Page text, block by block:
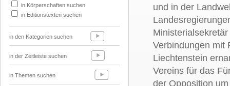
in Körperschaften suchen
in Editionstexten suchen
in den Kategorien suchen
in der Zeitleiste suchen
in Themen suchen
und in der
Verbindungen mit
Liechtenstein
Vereins für das
der Opposition